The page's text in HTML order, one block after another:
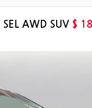
AWD SUV $